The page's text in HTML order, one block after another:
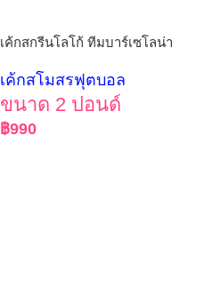
เค้กสกรีนโลโก้ ทีมบาร์เซโลน่า
เค้กสโมสรฟุตบอล
ขนาด 2 ปอนด์
฿990